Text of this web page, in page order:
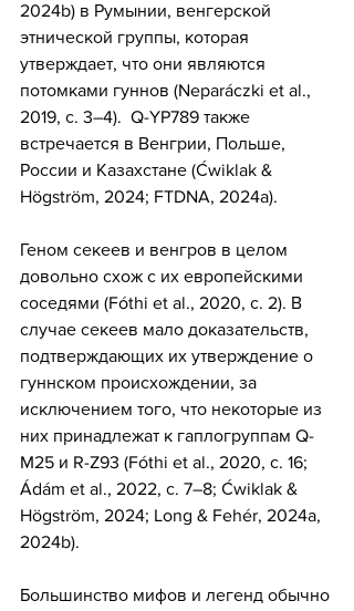
2024b) в Румынии, венгерской
этнической группы, которая
утверждает, что они являются
потомками гуннов (Neparáczki et al.,
2019, с. 3–4).  Q-YP789 также
встречается в Венгрии, Польше,
России и Казахстане (Ćwiklak &
Högström, 2024; FTDNA, 2024a).
Геном секеев и венгров в целом
довольно схож с их европейскими
соседями (Fóthi et al., 2020, с. 2). В
случае секеев мало доказательств,
подтверждающих их утверждение о
гуннском происхождении, за
исключением того, что некоторые из
них принадлежат к гаплогруппам Q-
M25 и R-Z93 (Fóthi et al., 2020, с. 16;
Ádám et al., 2022, с. 7–8; Ćwiklak &
Högström, 2024; Long & Fehér, 2024a,
2024b).
Большинство мифов и легенд обычно